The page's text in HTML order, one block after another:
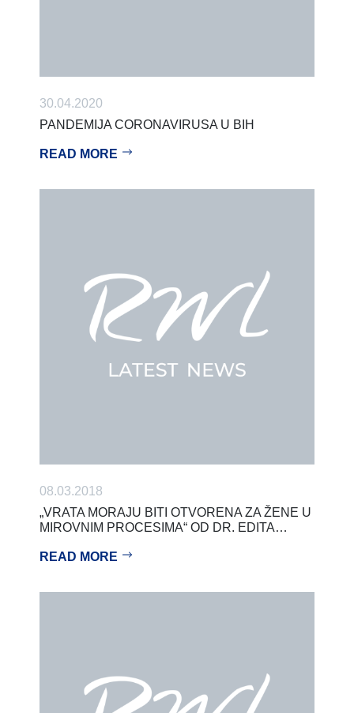
30.04.2020
PANDEMIJA CORONAVIRUSA U BIH
READ MORE
08.03.2018
„VRATA MORAJU BITI OTVORENA ZA ŽENE U
MIROVNIM PROCESIMA“ OD DR. EDITA…
READ MORE